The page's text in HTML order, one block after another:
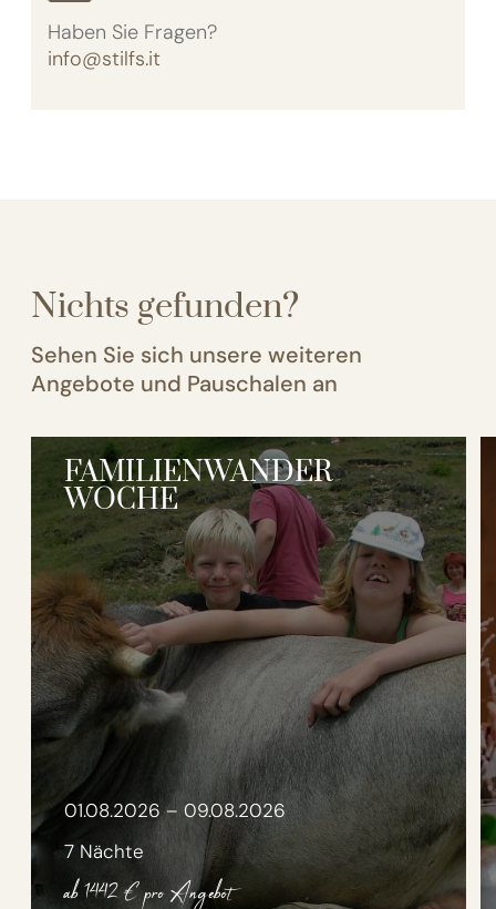
Haben Sie Fragen?
info@stilfs.it
Nichts gefunden?
Sehen Sie sich unsere weiteren
Angebote und Pauschalen an
FAMILIENWANDER
WOCHE
01.08.2026 – 09.08.2026
7 Nächte
ab 1442 €pro Angebot